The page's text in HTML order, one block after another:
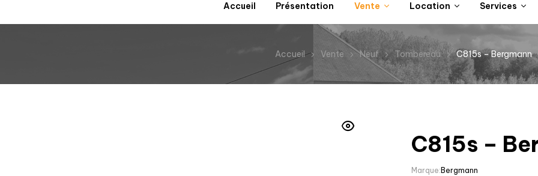
Accueil Présentation Vente Location Services
Accueil Vente Neuf Tombereau C815s – Bergmann
C815s –
Marque: Bergmann